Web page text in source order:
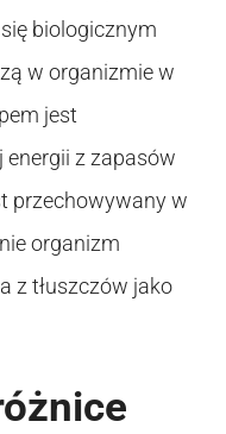
biologicznym
w organizmie w
jest
z zapasów
przechowywany w
organizm
z tłuszczów jako